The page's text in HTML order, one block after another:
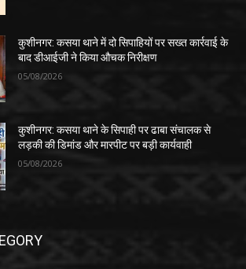
कुशीनगर: कसया थाने में दो सिपाहियों पर सख्त कार्रवाई के
बाद डीआईजी ने किया औचक निरीक्षण
05/08/2026
कुशीनगर: कसया थाने के सिपाही पर ढाबा संचालक से
लड़की की डिमांड और मारपीट पर बड़ी कार्यवाही
05/08/2026